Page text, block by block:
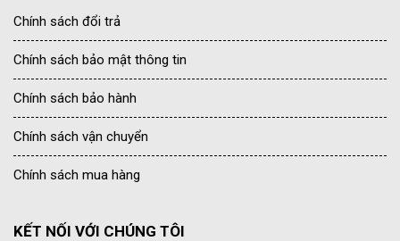
Chính sách đổi trả
Chính sách bảo mật thông tin
Chính sách bảo hành
Chính sách vận chuyển
Chính sách mua hàng
KẾT NỐI VỚI CHÚNG TÔI